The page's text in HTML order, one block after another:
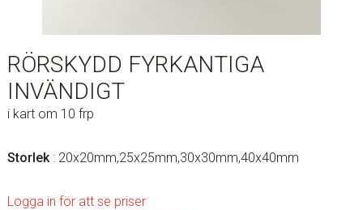
RÖRSKYDD FYRKANTIGA
INVÄNDIGT
i kart om 10 frp
Storlek: 20x20mm,25x25mm,30x30mm,40x40mm
Logga in för att se priser